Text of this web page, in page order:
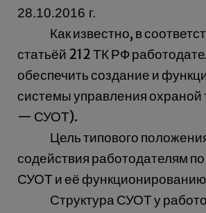
28.10.2016 г.
Как известно, в
статьёй 212 ТК РФ
обеспечить создание и
системы управления охраной
— СУОТ).
Цель типового
содействия работодателям
СУОТ и её
Структура СУОТ у